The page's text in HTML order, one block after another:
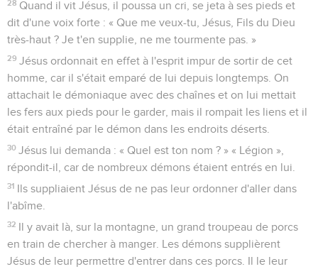
28 Quand il vit Jésus, il poussa un cri, se jeta à ses pieds et
dit d'une voix forte : « Que me veux-tu, Jésus, Fils du Dieu
très-haut ? Je t'en supplie, ne me tourmente pas. »
29 Jésus ordonnait en effet à l'esprit impur de sortir de cet
homme, car il s'était emparé de lui depuis longtemps. On
attachait le démoniaque avec des chaînes et on lui mettait
les fers aux pieds pour le garder, mais il rompait les liens et il
était entraîné par le démon dans les endroits déserts.
30 Jésus lui demanda : « Quel est ton nom ? » « Légion »,
répondit-il, car de nombreux démons étaient entrés en lui.
31 Ils suppliaient Jésus de ne pas leur ordonner d'aller dans
l'abîme.
32 Il y avait là, sur la montagne, un grand troupeau de porcs
en train de chercher à manger. Les démons supplièrent
Jésus de leur permettre d'entrer dans ces porcs. Il le leur